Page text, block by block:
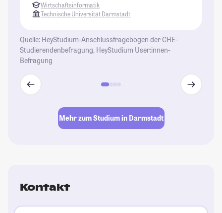
Wirtschaftsinformatik
Technische Universität Darmstadt
Quelle: HeyStudium-Anschlussfragebogen der CHE-
Studierendenbefragung, HeyStudium User:innen-
Befragung
Mehr zum Studium in Darmstadt
Kontakt